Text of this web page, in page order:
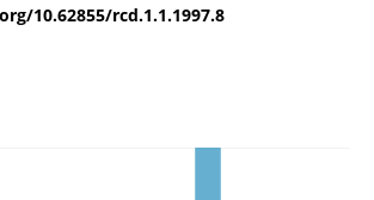
10.62855/rcd.1.1.1997.8